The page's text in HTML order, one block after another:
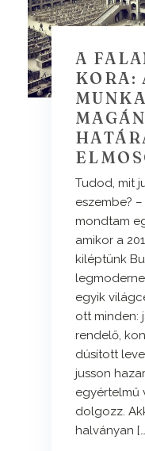
A
KORA:
Tudod, mit
eszembe?
mondtam
amikor a
kiléptünk
egyik
ott minden:
rendelő,
dúsított
jusson
egyértelmű
dolgozz.
halványan